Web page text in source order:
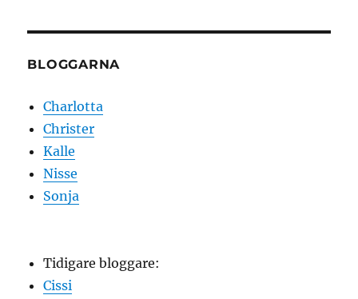
BLOGGARNA
Charlotta
Christer
Kalle
Nisse
Sonja
Tidigare bloggare:
Cissi